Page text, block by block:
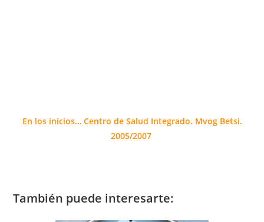
En los inicios… Centro de Salud Integrado. Mvog Betsi.
2005/2007
También puede interesarte: